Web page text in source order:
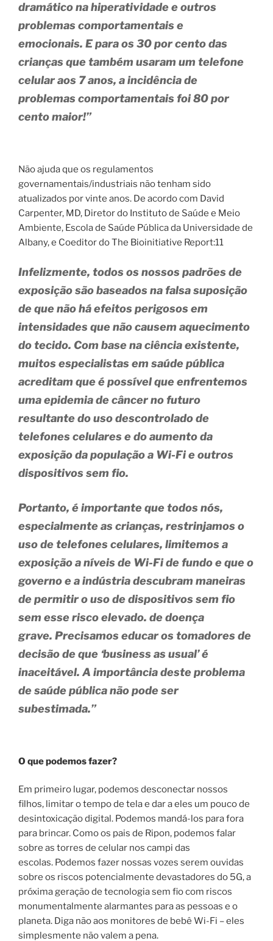
dramático na hiperatividade e outros
problemas comportamentais e
emocionais. E para os 30 por cento das
crianças que também usaram um telefone
celular aos 7 anos, a incidência de
problemas comportamentais foi 80 por
cento maior!”
Não ajuda que os regulamentos
governamentais/industriais não tenham sido
atualizados por vinte anos. De acordo com David
Carpenter, MD, Diretor do Instituto de Saúde e Meio
Ambiente, Escola de Saúde Pública da Universidade de
Albany, e Coeditor do The Bioinitiative Report:11
Infelizmente, todos os nossos padrões de
exposição são baseados na falsa suposição
de que não há efeitos perigosos em
intensidades que não causem aquecimento
do tecido. Com base na ciência existente,
muitos especialistas em saúde pública
acreditam que é possível que enfrentemos
uma epidemia de câncer no futuro
resultante do uso descontrolado de
telefones celulares e do aumento da
exposição da população a Wi-Fi e outros
dispositivos sem fio.
Portanto, é importante que todos nós,
especialmente as crianças, restrinjamos o
uso de telefones celulares, limitemos a
exposição a níveis de Wi-Fi de fundo e que o
governo e a indústria descubram maneiras
de permitir o uso de dispositivos sem fio
sem esse risco elevado. de doença
grave. Precisamos educar os tomadores de
decisão de que ‘business as usual’ é
inaceitável. A importância deste problema
de saúde pública não pode ser
subestimada.”
O que podemos fazer?
Em primeiro lugar, podemos desconectar nossos
filhos, limitar o tempo de tela e dar a eles um pouco de
desintoxicação digital. Podemos mandá-los para fora
para brincar. Como os pais de Ripon, podemos falar
sobre as torres de celular nos campi das
escolas. Podemos fazer nossas vozes serem ouvidas
sobre os riscos potencialmente devastadores do 5G, a
próxima geração de tecnologia sem fio com riscos
monumentalmente alarmantes para as pessoas e o
planeta. Diga não aos monitores de bebê Wi-Fi – eles
simplesmente não valem a pena.